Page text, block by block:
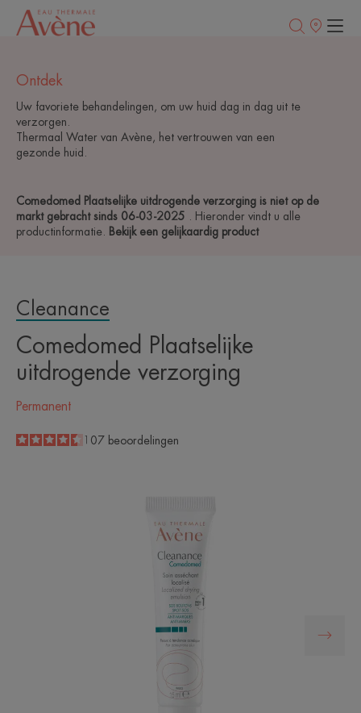
Comedomed Plaatselijke uitdrogende verzorging is niet op de
markt gebracht sinds 06-03-2025
. Hieronder vindt u alle
productinformatie.
Bekijk een gelijkaardig product
Ontdek
Uw favoriete behandelingen, om uw huid dag in dag uit te
verzorgen.
Thermaal Water van Avène, het vertrouwen van een
gezonde huid.
Cleanance
Comedomed Plaatselijke
uitdrogende verzorging
Permanent
4.5
/5107 beoordelingen